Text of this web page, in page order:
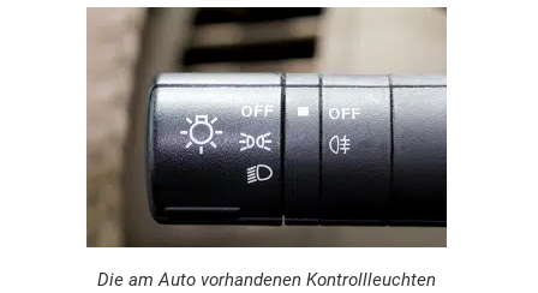
Die am Auto vorhandenen Kontrollleuchten